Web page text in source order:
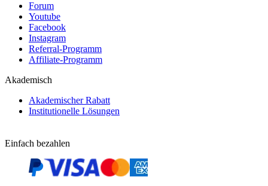
Forum
Youtube
Facebook
Instagram
Referral-Programm
Affiliate-Programm
Akademisch
Akademischer Rabatt
Institutionelle Lösungen
Einfach bezahlen